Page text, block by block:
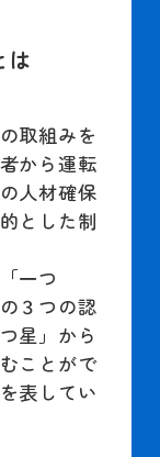
は
取組みを
から運転
人材確保
とした制
一つ
３つの認
星」から
ことがで
表してい